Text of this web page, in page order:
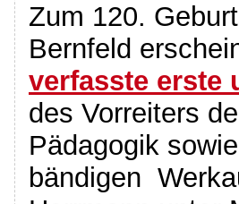
Zum 120.
Bernfeld
verfasste erste
des Vorreiters
Pädagogik
bändigen